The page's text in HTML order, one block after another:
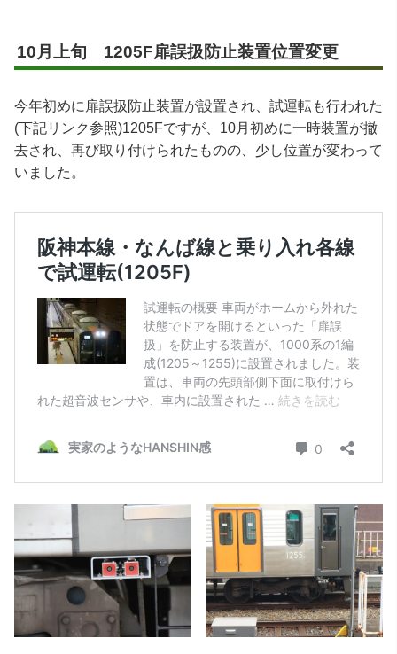
10月上旬 1205F扉誤扱防止装置位置変更
今年初めに扉誤扱防止装置が設置され、試運転も行われた
(下記リンク参照)1205Fですが、10月初めに一時装置が撤
去され、再び取り付けられたものの、少し位置が変わって
いました。